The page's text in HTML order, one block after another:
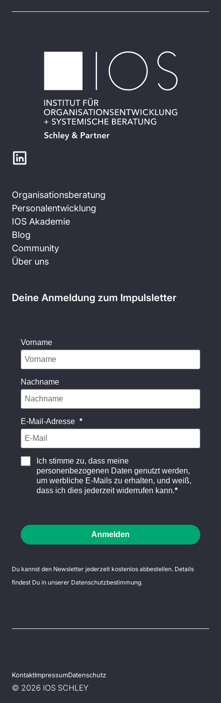
Organisationsberatung
Personalentwicklung
IOS Akademie
Blog
Community
Über uns
Deine Anmeldung zum Impulsletter
Vorname
Nachname
E-Mail-Adresse
Ich stimme zu, dass meine
personenbezogenen Daten genutzt werden,
um werbliche E-Mails zu erhalten, und weiß,
dass ich dies jederzeit widerrufen kann.
Anmelden
Du kannst den Newsletter jederzeit kostenlos abbestellen. Details
findest Du in unserer Datenschutzbestimmung.
© 2026 IOS SCHLEY
KontaktImpressumDatenschutz